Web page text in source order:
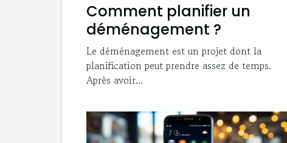
Comment planifier un
déménagement ?
Le déménagement est un projet dont la
planification peut prendre assez de temps.
Après avoir...